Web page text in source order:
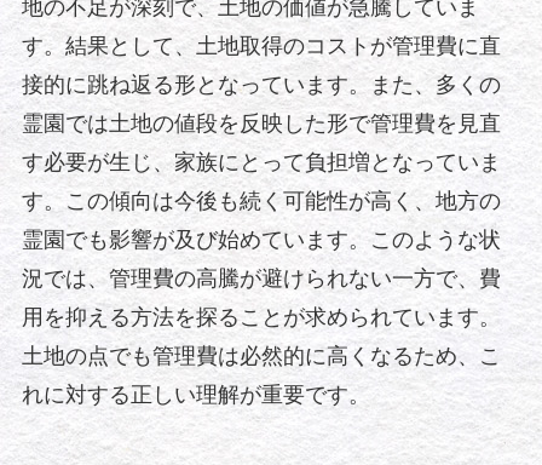
地の不足が深刻で、土地の価値が急騰していま
す。結果として、土地取得のコストが管理費に直
接的に跳ね返る形となっています。また、多くの
霊園では土地の値段を反映した形で管理費を見直
す必要が生じ、家族にとって負担増となっていま
す。この傾向は今後も続く可能性が高く、地方の
霊園でも影響が及び始めています。このような状
況では、管理費の高騰が避けられない一方で、費
用を抑える方法を探ることが求められています。
土地の点でも管理費は必然的に高くなるため、こ
れに対する正しい理解が重要です。